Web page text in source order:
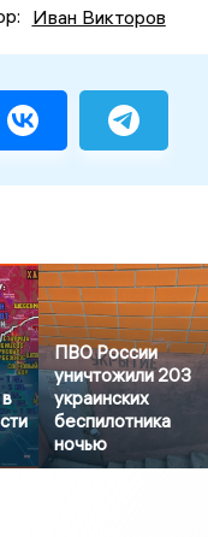
Иван Викторов
ПВО России
уничтожили 203
украинских
беспилотника
ночью